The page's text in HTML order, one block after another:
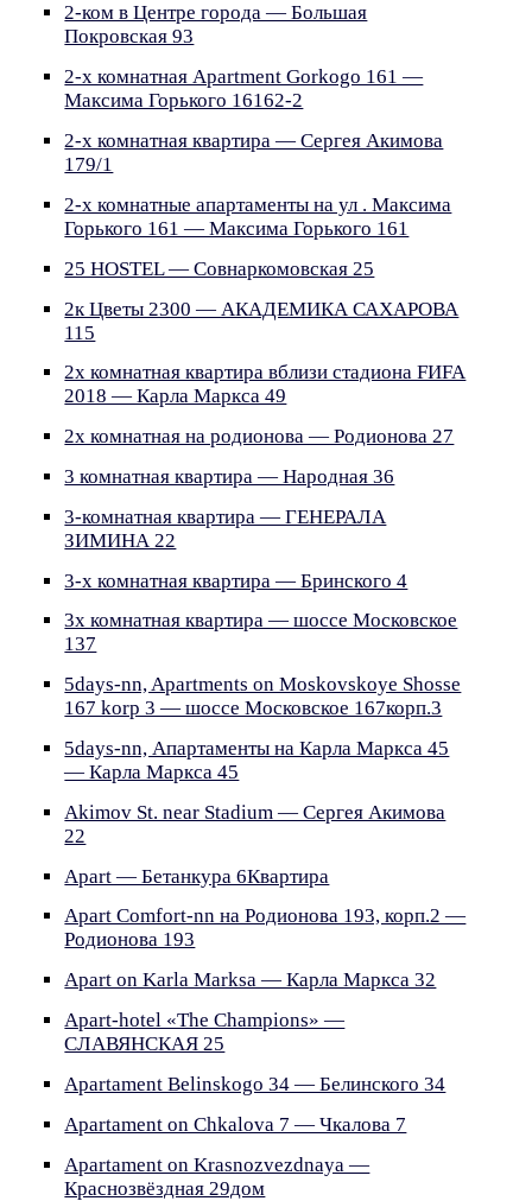
2-ком в Центре города — Большая
Покровская 93
2-х комнатная Apartment Gorkogo 161 —
Максима Горького 16162-2
2-х комнатная квартира — Сергея Акимова
179/1
2-х комнатные апартаменты на ул . Максима
Горького 161 — Максима Горького 161
25 HOSTEL — Совнаркомовская 25
2к Цветы 2300 — АКАДЕМИКА САХАРОВА
115
2х комнатная квартира вблизи стадиона FИFA
2018 — Карла Маркса 49
2х комнатная на родионова — Родионова 27
3 комнатная квартира — Народная 36
3-комнатная квартира — ГЕНЕРАЛА
ЗИМИНА 22
3-х комнатная квартира — Бринского 4
3х комнатная квартира — шоссе Московское
137
5days-nn, Apartments on Moskovskoye Shosse
167 korp 3 — шоссе Московское 167корп.3
5days-nn, Апартаменты на Карла Маркса 45
— Карла Маркса 45
Akimov St. near Stadium — Сергея Акимова
22
Apart — Бетанкура 6Квартира
Apart Comfort-nn на Родионова 193, корп.2 —
Родионова 193
Apart on Karla Marksa — Карла Маркса 32
Apart-hotel «The Champions» —
СЛАВЯНСКАЯ 25
Apartament Belinskogo 34 — Белинского 34
Apartament on Chkalova 7 — Чкалова 7
Apartament on Krasnozvezdnaya —
Краснозвёздная 29дом